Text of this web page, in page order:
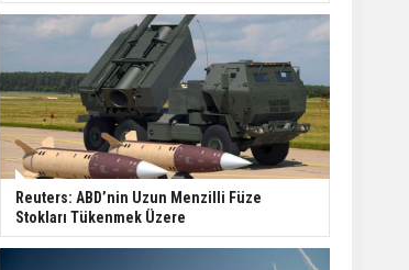
Reuters: ABD’nin Uzun Menzilli Füze
Stokları Tükenmek Üzere